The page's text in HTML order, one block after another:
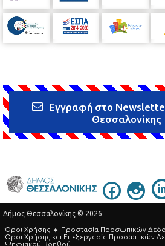
Εγγραφή στο
Θεσσαλονίκης
Δήμος Θεσσαλονίκης © 2026
Όροι Χρήσης
Προστασία Προσωπικών
Όροι Xρήσης και Eπεξεργασία Προσωπικών
Ψηφιακού Βοηθού